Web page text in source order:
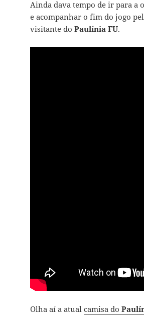
Ainda dava tempo de ir para a
e acompanhar o fim do jogo
visitante do Paulínia FU.
Olha aí a atual camisa do